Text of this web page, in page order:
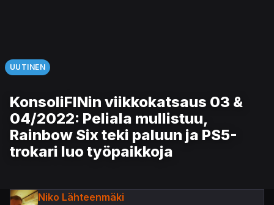
UUTINEN
KonsoliFINin viikkokatsaus 03 &
04/2022: Peliala mullistuu,
Rainbow Six teki paluun ja PS5-
trokari luo työpaikkoja
Niko Lähteenmäki